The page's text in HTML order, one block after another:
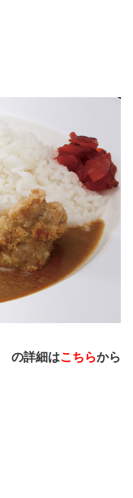
の詳細はこちらから